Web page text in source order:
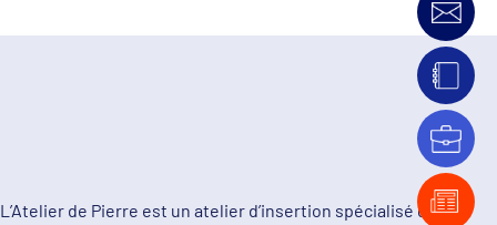
L’Atelier de Pierre est un atelier d’insertion spécialisé dans la